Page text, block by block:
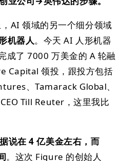
AI 领域的另一个细分领域
机器人。今天 AI 人形机器
成了 7000 万美金的 A 轮融
Capital 领投，跟投方包括
、Tamarack Global、
Till Reuter，这里我比
说在 4 亿美金左右，而
。这次 Figure 的创始人